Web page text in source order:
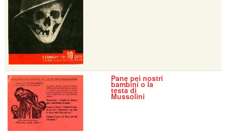
Pane pei nostri
bambini o la
testa di
Mussolini